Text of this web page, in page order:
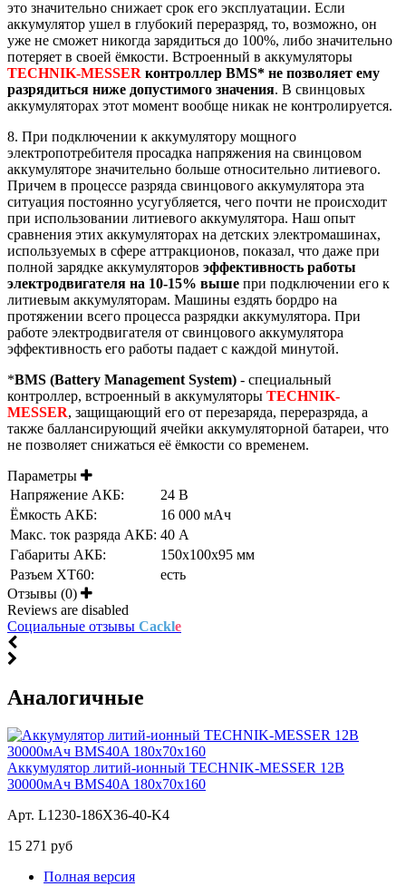
это значительно снижает срок его эксплуатации. Если
аккумулятор ушел в глубокий переразряд, то, возможно, он
уже не сможет никогда зарядиться до 100%, либо значительно
потеряет в своей ёмкости. Встроенный в аккумуляторы
TECHNIK-MESSER контроллер BMS* не позволяет ему
разрядиться ниже допустимого значения. В свинцовых
аккумуляторах этот момент вообще никак не контролируется.
8. При подключении к аккумулятору мощного
электропотребителя просадка напряжения на свинцовом
аккумуляторе значительно больше относительно литиевого.
Причем в процессе разряда свинцового аккумулятора эта
ситуация постоянно усугубляется, чего почти не происходит
при использовании литиевого аккумулятора. Наш опыт
сравнения этих аккумуляторах на детских электромашинах,
используемых в сфере аттракционов, показал, что даже при
полной зарядке аккумуляторов эффективность работы
электродвигателя на 10-15% выше при подключении его к
литиевым аккумуляторам. Машины ездять бордро на
протяжении всего процесса разрядки аккумулятора. При
работе электродвигателя от свинцового аккумулятора
эффективность его работы падает с каждой минутой.
*BMS (Battery Management System) - специальный
контроллер, встроенный в аккумуляторы TECHNIK-
MESSER, защищающий его от перезаряда, переразряда, а
также баллансирующий ячейки аккумуляторной батареи, что
не позволяет снижаться её ёмкости со временем.
Параметры
Напряжение АКБ:
24 В
Ёмкость АКБ:
16 000 мАч
Макс. ток разряда АКБ: 40 А
Габариты АКБ:
150x100x95 мм
Разъем XT60:
есть
Отзывы (0)
Reviews are disabled
Социальные отзывы Cackle
Аналогичные
Аккумулятор литий-ионный TECHNIK-MESSER 12В
30000мАч BMS40A 180x70x160
Арт. L1230-186X36-40-K4
15 271 руб
Полная версия